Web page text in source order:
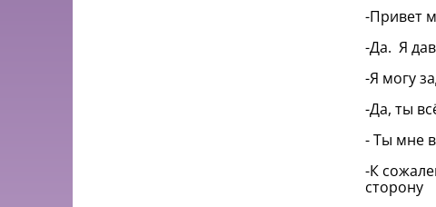
-Привет
-Да. Я
-Я могу
-Да, ты
- Ты мне
-К
сторону